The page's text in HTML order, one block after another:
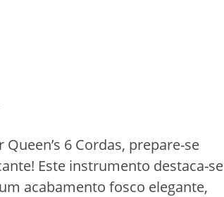
6 Cordas, prepare-se
Este instrumento destaca-se
acabamento fosco elegante,